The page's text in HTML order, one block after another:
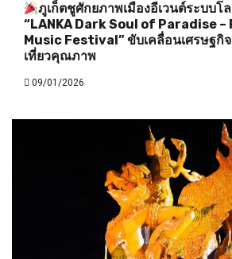
ภูเก็ตชูศักยภาพเมืองอีเวนต์ระบบโ
“LANKA Dark Soul of Paradise –
Music Festival” ขับเคลื่อนเศรษฐกิ
เที่ยวคุณภาพ
09/01/2026